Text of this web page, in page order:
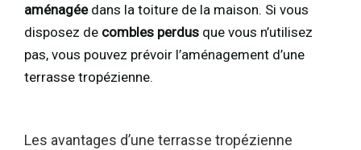
aménagéedans la toiture de la maison. Si vous
disposez de combles perdus que vous n’utilisez
pas, vous pouvez prévoir l’aménagement d’une
terrasse tropézienne.
Les avantages d’une terrasse tropézienne